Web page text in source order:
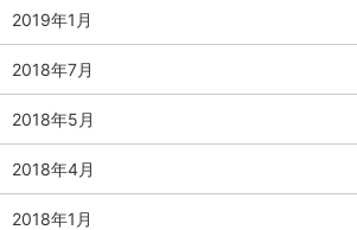
2019年1月
2018年7月
2018年5月
2018年4月
2018年1月